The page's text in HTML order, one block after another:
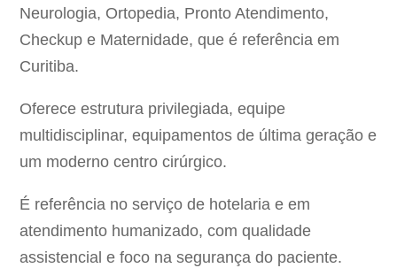
Neurologia, Ortopedia, Pronto Atendimento,
Checkup e Maternidade, que é referência em
Curitiba.
Oferece estrutura privilegiada, equipe
multidisciplinar, equipamentos de última geração e
um moderno centro cirúrgico.
É referência no serviço de hotelaria e em
atendimento humanizado, com qualidade
assistencial e foco na segurança do paciente.